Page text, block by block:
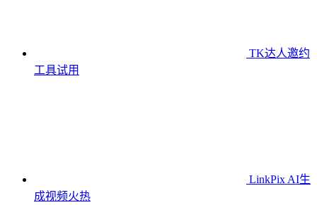
TK达人邀约
工具试用
LinkPix AI生
成视频火热